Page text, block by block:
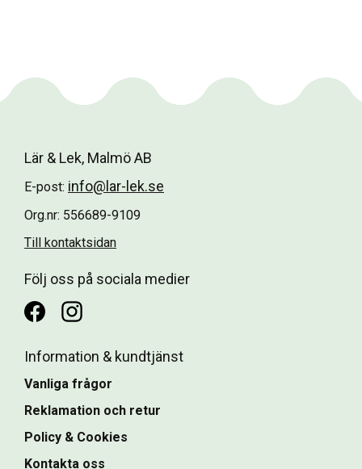
Lär & Lek, Malmö AB
E-post: info@lar-lek.se
Org.nr: 556689-9109
Till kontaktsidan
Följ oss på sociala medier
Information & kundtjänst
Vanliga frågor
Reklamation och retur
Policy & Cookies
Kontakta oss